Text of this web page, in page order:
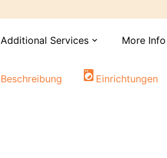
Additional Services expand_more More Info
Beschreibung local_laundry_service Einrichtungen